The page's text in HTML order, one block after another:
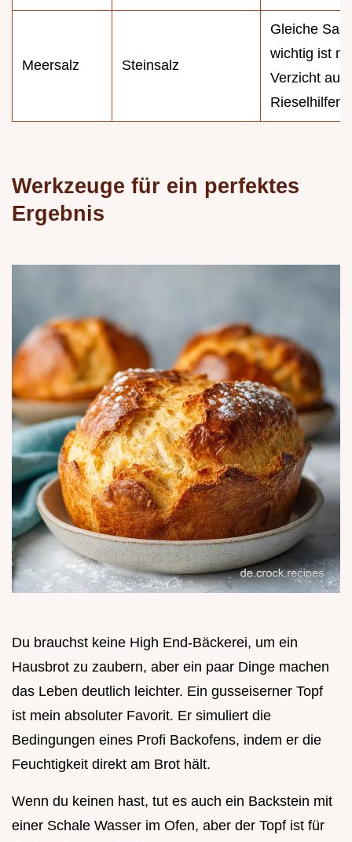
Meersalz Steinsalz
Gleiche
wichtig ist
Verzicht auf
Rieselhilfen
Werkzeuge für ein perfektes
Ergebnis
Du brauchst keine High End-Bäckerei, um ein
Hausbrot zu zaubern, aber ein paar Dinge machen
das Leben deutlich leichter. Ein gusseiserner Topf
ist mein absoluter Favorit. Er simuliert die
Bedingungen eines Profi Backofens, indem er die
Feuchtigkeit direkt am Brot hält.
Wenn du keinen hast, tut es auch ein Backstein mit
einer Schale Wasser im Ofen, aber der Topf ist für